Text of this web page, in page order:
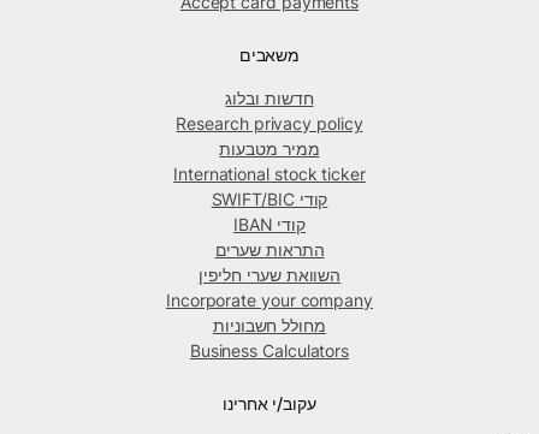
משאבים
חדשות ובלוג
Research privacy policy
ממיר מטבעות
International stock ticker
קודי SWIFT/BIC
קודי IBAN
התראות שערים
השוואת שערי חליפין
Incorporate your company
מחולל חשבוניות
Business Calculators
עקוב/י אחרינו